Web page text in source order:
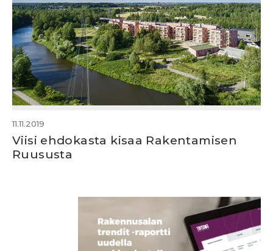
11.11.2019
Viisi ehdokasta kisaa Rakentamisen
Ruususta